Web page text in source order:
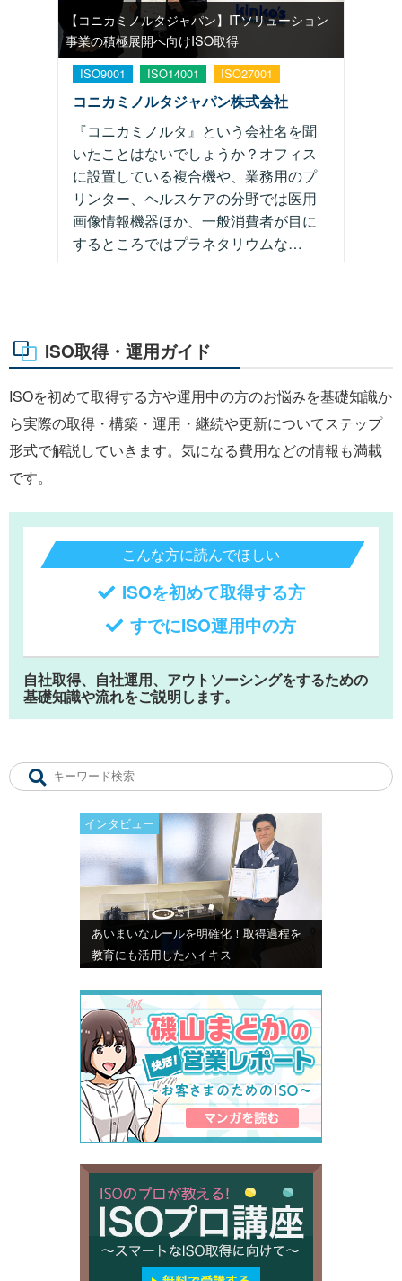
【コニカミノルタジャパン】ITソリューション
事業の積極展開へ向けISO取得
ISO9001 ISO14001 ISO27001
コニカミノルタジャパン株式会社
『コニカミノルタ』という会社名を聞
いたことはないでしょうか？オフィス
に設置している複合機や、業務用のプ
リンター、ヘルスケアの分野では医用
画像情報機器ほか、一般消費者が目に
するところではプラネタリウムな…
ISO取得・運用ガイド
ISOを初めて取得する方や運用中の方のお悩みを基礎知識か
ら実際の取得・構築・運用・継続や更新についてステップ
形式で解説していきます。気になる費用などの情報も満載
です。
こんな方に読んでほしい
ISOを初めて取得する方
すでにISO運用中の方
自社取得、自社運用、アウトソーシングをするための
基礎知識や流れをご説明します。
インタビュー
あいまいなルールを明確化！取得過程を
教育にも活用したハイキス